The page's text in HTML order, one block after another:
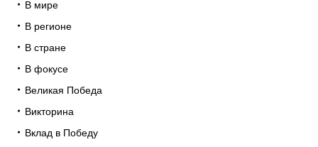
В мире
В регионе
В стране
В фокусе
Великая Победа
Викторина
Вклад в Победу